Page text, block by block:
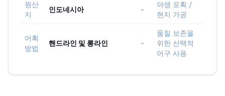
원산
지
인도네시아 -
야생 포획 /
현지 가공
어획
방법
핸드라인 및 롱라인 -
품질 보존을
위한 선택적
어구 사용